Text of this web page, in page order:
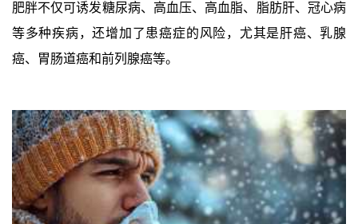
肥胖不仅可诱发糖尿病、高血压、高血脂、脂肪肝、冠心病
等多种疾病，还增加了患癌症的风险，尤其是肝癌、乳腺
癌、胃肠道癌和前列腺癌等。